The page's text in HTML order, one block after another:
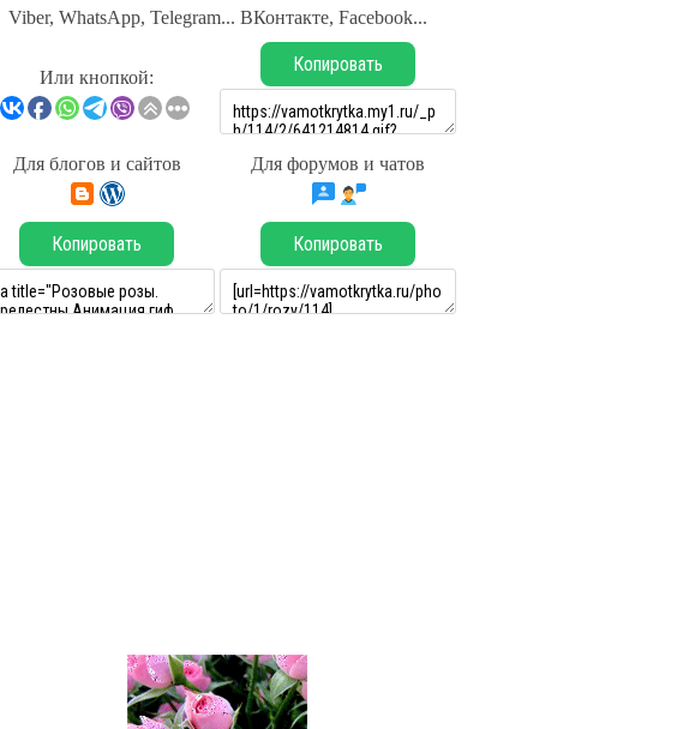
Viber, WhatsApp, Telegram... ВКонтакте, Facebook...
Или кнопкой:
Копировать
Для блогов и сайтов Для форумов и чатов
Копировать Копировать